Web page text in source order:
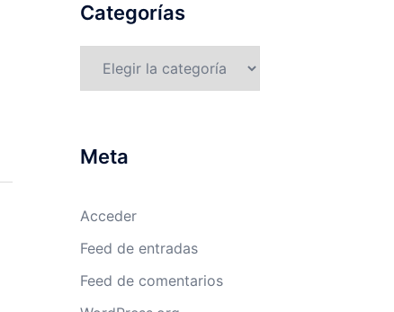
Categorías
Meta
Acceder
Feed de entradas
Feed de comentarios